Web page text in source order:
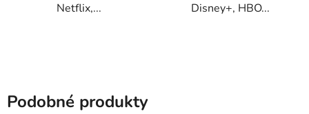
Netflix,...
Disney+, HBO...
Podobné produkty